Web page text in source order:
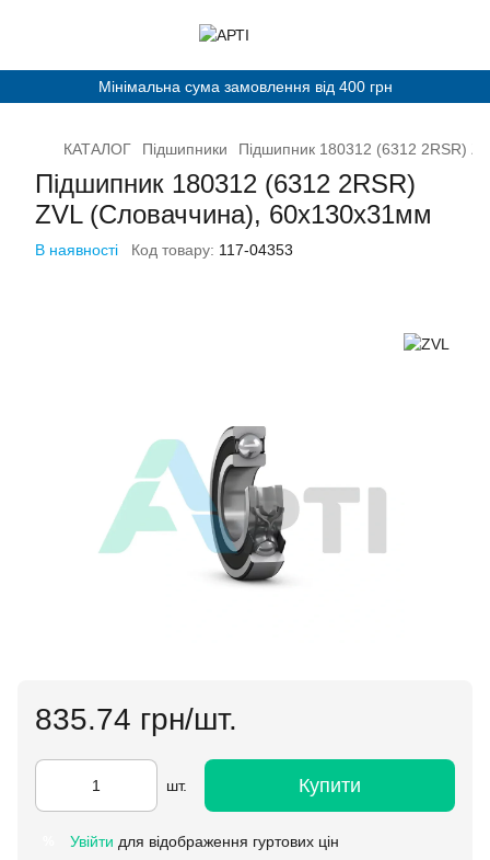
Мінімальна сума замовлення від 400 грн
КАТАЛОГ Підшипники Підшипник 180312 (6312 2RSR)
Підшипник 180312 (6312 2RSR)
ZVL (Словаччина), 60х130х31мм
В наявності Код товару: 117-04353
835.74 грн/шт.
шт. Купити
Увійти для відображення гуртових цін